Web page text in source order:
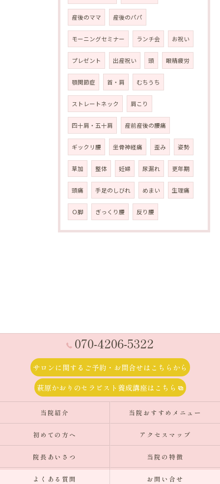
産後のママ 産後のパパ
モーニングセミナー ランチ会 お祝い
プレゼント 出産祝い 頭 眼精疲労
顎関節症 首・肩 むちうち
ストレートネック 肩こり
四十肩・五十肩 産前産後の腰痛
ギックリ腰 坐骨神経痛 歪み 姿勢
草加 整体 妊婦 尿漏れ 更年期
頭痛 手足のしびれ めまい 生理痛
Ｏ脚 ぎっくり腰 反り腰
070-4206-5322
サロンに関するご予約・お問合せはこちらから
萩原かおりのセラピスト養成講座はこちら
当院紹介 当院おすすめメニュー
初めての方へ アクセスマップ
院長あいさつ 当院の特徴
よくある質問 お問い合せ